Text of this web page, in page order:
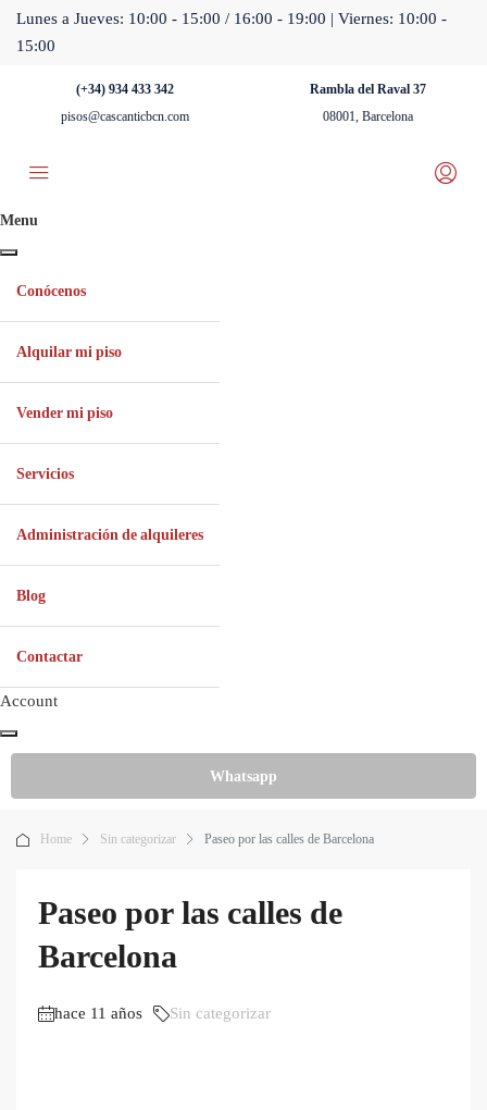
Lunes a Jueves: 10:00 - 15:00 / 16:00 - 19:00 | Viernes: 10:00 -
15:00
(+34) 934 433 342
pisos@cascanticbcn.com
Rambla del Raval 37
08001, Barcelona
Menu
Conócenos
Alquilar mi piso
Vender mi piso
Servicios
Administración de alquileres
Blog
Contactar
Account
Whatsapp
Home Sin categorizar Paseo por las calles de Barcelona
Paseo por las calles de
Barcelona
hace 11 años Sin categorizar